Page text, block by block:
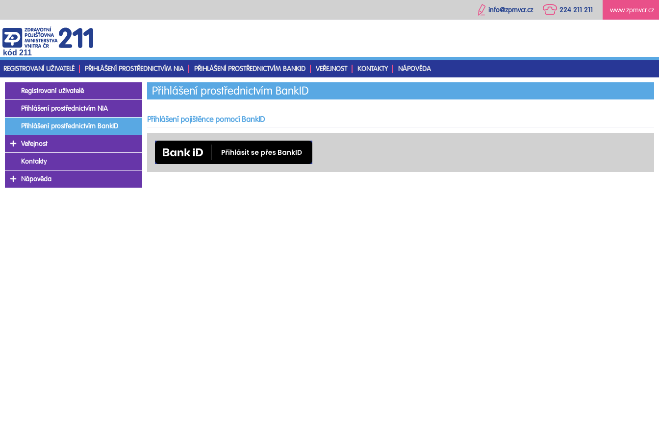
www.zpmvcr.cz
224 211 211
info@zpmvcr.cz
kód 211
REGISTROVANÍ UŽIVATELÉ
PŘIHLÁŠENÍ PROSTŘEDNICTVÍM NIA PŘIHLÁŠENÍ PROSTŘEDNICTVÍM BANKID VEŘEJNOST KONTAKTY NÁPOVĚDA
Přihlášení prostřednictvím BankID
Přihlášení pojištěnce pomocí BankID
Registrovaní uživatelé
Přihlášení prostřednictvím NIA
Přihlášení prostřednictvím BankID
Veřejnost
Kontakty
Nápověda